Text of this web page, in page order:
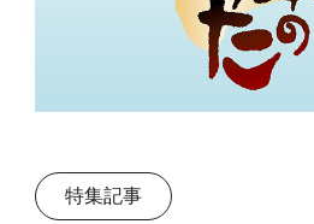
特集記事